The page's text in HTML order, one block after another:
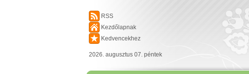
RSS
Kezdőlapnak
Kedvencekhez
2026. augusztus 07. péntek